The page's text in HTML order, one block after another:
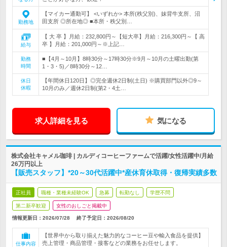
勤務地
【マイカー通勤可】 <いずれか> 本所(秩父別)、妹背牛支所、沼
田支所 ◎所在地◎ ■本所・秩父別…
給与
【 大 卒 】月給：232,800円～【短大卒】月給：216,300円～【 高
卒 】月給：201,000円～※上記…
勤務
時間
■【4月～10月】8時30分～17時30分※9月～10月の土曜出勤(第
1・3・5)／8時30分～12…
休日
休暇
【年間休日120日】◎完全週休2日制(土日) ※購買部門以外◎9～
10月のみ／週休2日制(第2・4土…
求人詳細を見る 気になる
株式会社キャメル珈琲 | カルディコーヒーファームで活躍/女性活躍中/月給
26万円以上
【販売スタッフ】*20～30代活躍中*産休育休取得・復帰実績多数
正社員 職種・業種未経験OK 急募 転勤なし 学歴不問
第二新卒歓迎 女性のおしごと掲載中
情報更新日：2026/07/28 終了予定日： 2026/08/20
仕事内容
【世界中から取り揃えた魅力的なコーヒー豆や輸入食品を提供】
売上管理・商品管理・接客などの業務をお任せします。